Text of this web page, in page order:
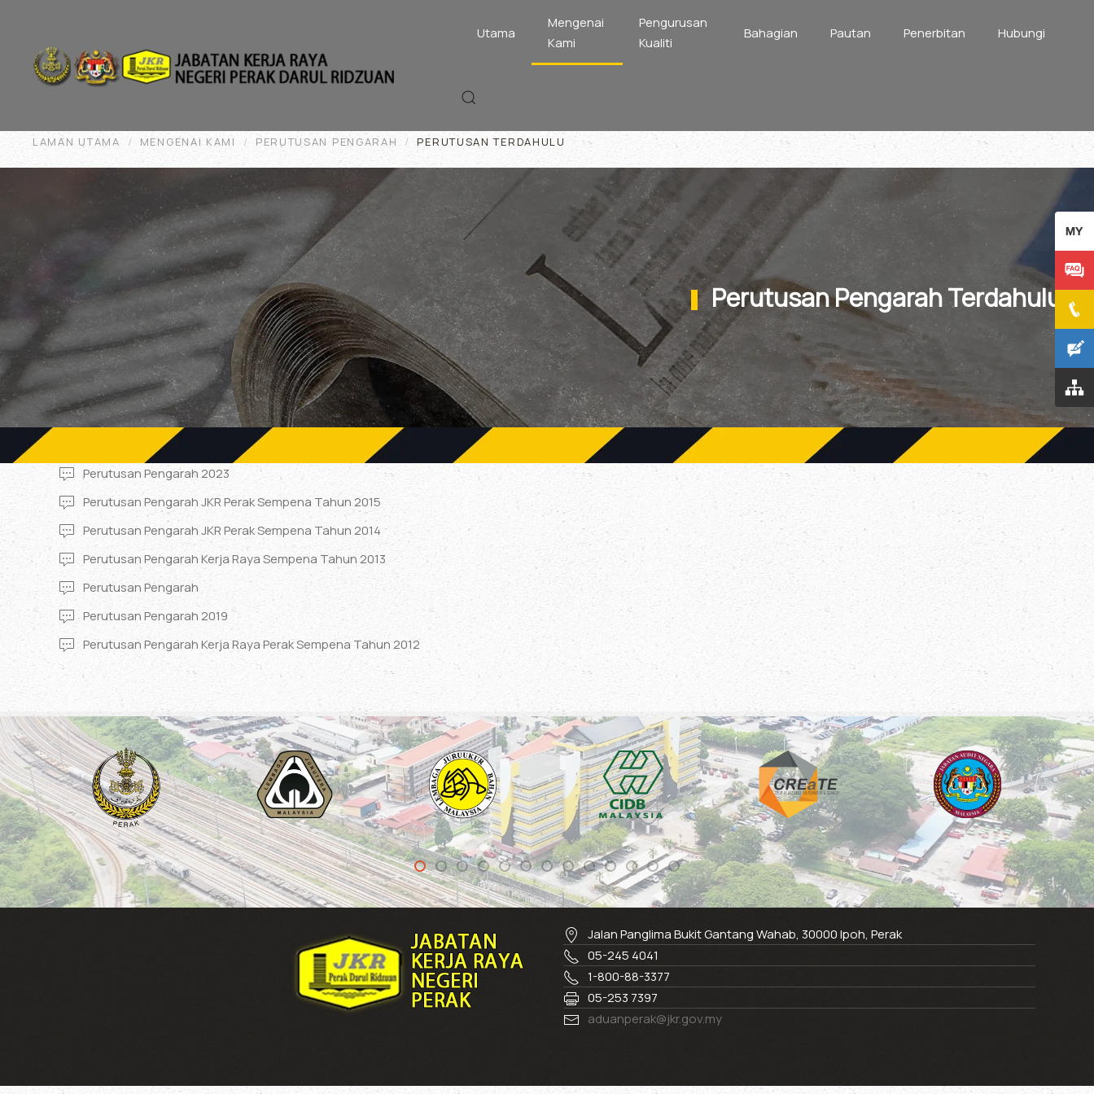
Utama
Mengenai
Kami
Pengurusan
Kualiti
Bahagian Pautan Penerbitan Hubungi
LAMAN UTAMA MENGENAI KAMI PERUTUSAN PENGARAH PERUTUSAN TERDAHULU
Perutusan Pengarah Terdahulu
Perutusan Pengarah 2023
Perutusan Pengarah JKR Perak Sempena Tahun 2015
Perutusan Pengarah JKR Perak Sempena Tahun 2014
Perutusan Pengarah Kerja Raya Sempena Tahun 2013
Perutusan Pengarah
Perutusan Pengarah 2019
Perutusan Pengarah Kerja Raya Perak Sempena Tahun 2012
Jalan Panglima Bukit Gantang Wahab, 30000 Ipoh, Perak
05-245 4041
1-800-88-3377
05-253 7397
aduanperak@jkr.gov.my